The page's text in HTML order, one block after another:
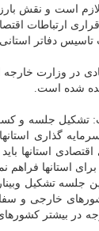
لازم است و نقش
ارتباطات
تاسیس دفاتر
در وزارت خارجه
شده است.
تشکیل جلسه و
گذاری
استانها
استانها فراهم
جلسه تشکیل
خارجی و
در بیشتر